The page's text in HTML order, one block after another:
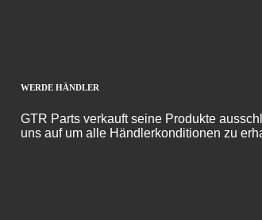
WERDE HÄNDLER
GTR Parts verkauft seine Produkte
uns auf um alle Händlerkonditionen zu